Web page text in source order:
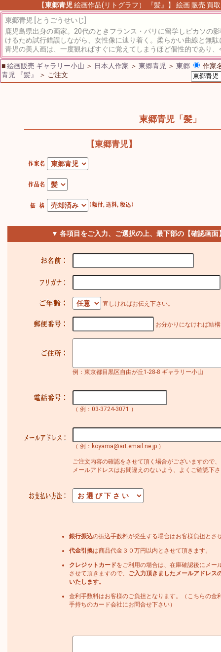
【東郷青児絵画作品(リトグラフ） 『髪』】 絵画 販売 買
東郷青児 [とうごうせいじ]
鹿児島県出身の画家。20代のときフランス・パリに留学しピカソの
けるため試行錯誤しながら、女性像に辿り着く。柔らかい曲線と無
青児の美人画は、一度観ればすぐに覚えてしまうほど個性的であり
■絵画販売 ギャラリー小山 ＞ 日本人作家 ＞ 東郷青児 ＞ 東郷
青児 『髪』
＞ ご注文
作家
東郷青児「髪」
【東郷青児】
▼ 各項目をご入力、ご選択の上、最下部の【確認画
宜しければお伝え下さい。
お分かりになければ結
例：東京都目黒区自由が丘1-28-8 ギャラリー小山
（ 例：03-3724-3071 ）
（ 例：koyama@art.email.ne.jp ）
ご注文内容の確認をさせて頂く場合がございますので、
メールアドレスはお間違えのないよう、よくご確認下
銀行振込の振込手数料が発生する場合はお客様負担とさ
代金引換は商品代金３０万円以内とさせて頂きます。
クレジットカードをご利用の場合は、在庫確認後にメー
させて頂きますので、
ご入力頂きましたメールアドレス
いたします。
金利手数料はお客様のご負担となります。（こちらの金
手持ちのカード会社にお問合せ下さい）